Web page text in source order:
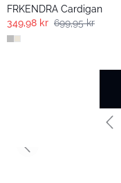
FRKENDRA Cardigan
349,98 kr 699,95 kr
Previous slide